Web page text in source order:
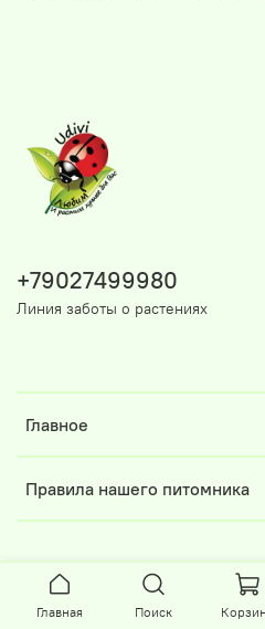
Главное
Правила нашего питомника
+79027499980
Линия заботы о растениях
Главная Поиск